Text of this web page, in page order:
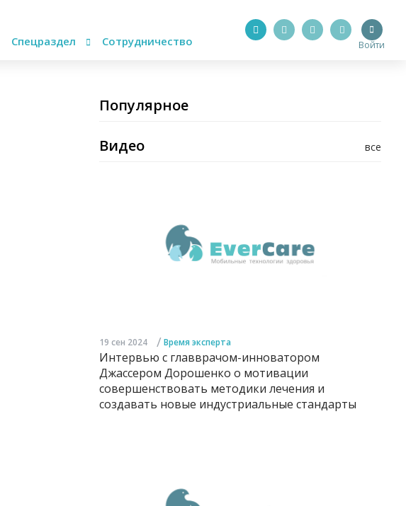
Спецраздел Сотрудничество Войти
Популярное
все
Видео
19 сен 2024 / Время эксперта
Интервью с главврачом-инноватором
Джассером Дорошенко о мотивации
совершенствовать методики лечения и
создавать новые индустриальные стандарты